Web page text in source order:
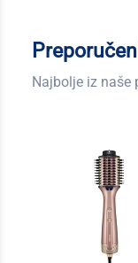
Najbolje iz naše